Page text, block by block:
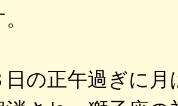
日の正午過ぎに